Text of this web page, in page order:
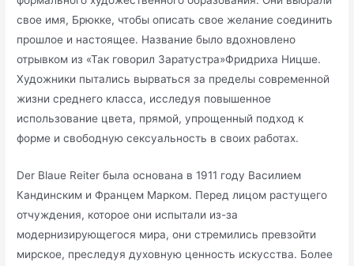
свое имя, Брюкке, чтобы описать свое желание соединить
прошлое и настоящее. Название было вдохновлено
отрывком из «Так говорил Заратустра»Фридриха Ницше.
Художники пытались вырваться за пределы современной
жизни среднего класса, исследуя повышенное
использование цвета, прямой, упрощенный подход к
форме и свободную сексуальность в своих работах.
Der Blaue Reiter была основана в 1911 году Василием
Кандинским и Францем Марком. Перед лицом растущего
отчуждения, которое они испытали из-за
модернизирующегося мира, они стремились превзойти
мирское, преследуя духовную ценность искусства. Более